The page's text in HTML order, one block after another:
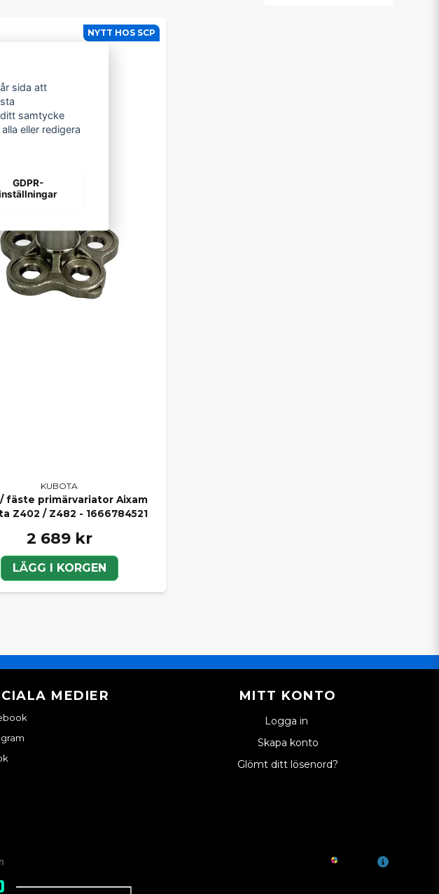
KUBOTA
/ fäste primärvariator Aixam
Z402 / Z482 - 1666784521
2 689 kr
LÄGG I KORGEN
NYTT HOS SCP
MEDIER MITT KONTO
Logga in
Skapa konto
Glömt ditt lösenord?
sida att
samtycke
eller redigera
GDPR-